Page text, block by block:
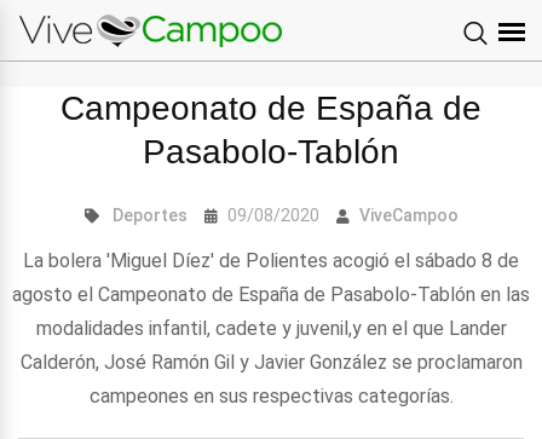
Campeonato de España de
Pasabolo-Tablón
Deportes 09/08/2020 ViveCampoo
La bolera 'Miguel Díez' de Polientes acogió el sábado 8 de
agosto el Campeonato de España de Pasabolo-Tablón en las
modalidades infantil, cadete y juvenil,y en el que Lander
Calderón, José Ramón Gil y Javier González se proclamaron
campeones en sus respectivas categorías.